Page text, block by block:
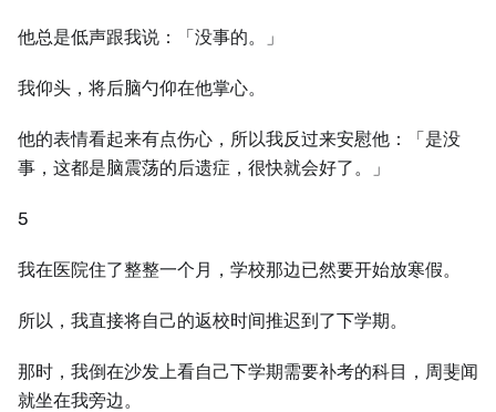
他总是低声跟我说：「没事的。」
我仰头，将后脑勺仰在他掌心。
他的表情看起来有点伤心，所以我反过来安慰他：「是没
事，这都是脑震荡的后遗症，很快就会好了。」
5
我在医院住了整整一个月，学校那边已然要开始放寒假。
所以，我直接将自己的返校时间推迟到了下学期。
那时，我倒在沙发上看自己下学期需要补考的科目，周斐闻
就坐在我旁边。